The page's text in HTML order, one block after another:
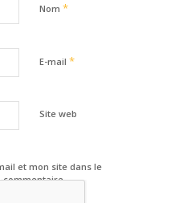
Nom *
E-mail *
Site web
et mon site dans le
commentaire.